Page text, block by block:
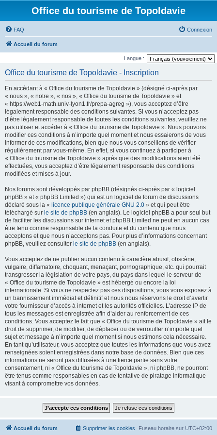
Office du tourisme de Topoldavie
FAQ Connexion
Accueil du forum
Langue :
Office du tourisme de Topoldavie - Inscription
En accédant à « Office du tourisme de Topoldavie » (désigné ci-après par
« nous », « notre », « nos », « Office du tourisme de Topoldavie » et
« https://web1-math.univ-lyon1.fr/prepa-agreg »), vous acceptez d’être
légalement responsable des conditions suivantes. Si vous n’acceptez pas
d’être légalement responsable de toutes les conditions suivantes, veuillez ne
pas utiliser et accéder à « Office du tourisme de Topoldavie ». Nous pouvons
modifier ces conditions à n’importe quel moment et nous essaierons de vous
informer de ces modifications, bien que nous vous conseillons de vérifier
régulièrement par vous-même. En effet, si vous continuez à participer à
« Office du tourisme de Topoldavie » après que des modifications aient été
effectuées, vous acceptez d’être légalement responsable des conditions
modifiées et mises à jour.
Nos forums sont développés par phpBB (désignés ci-après par « logiciel
phpBB » et « phpBB Limited ») qui est un logiciel de forum de discussions
déclaré sous la « licence publique générale GNU 2.0 » et qui peut être
téléchargé sur le site de phpBB (en anglais). Le logiciel phpBB a pour seul but
de faciliter les discussions sur internet et phpBB Limited ne peut en aucun cas
être tenu comme responsable de la conduite et du contenu que nous
acceptons et que nous n’acceptons pas. Pour plus d’informations concernant
phpBB, veuillez consulter le site de phpBB (en anglais).
Vous acceptez de ne publier aucun contenu à caractère abusif, obscène,
vulgaire, diffamatoire, choquant, menaçant, pornographique, etc. qui pourrait
transgresser la législation de votre pays, du pays dans lequel le serveur de
« Office du tourisme de Topoldavie » est hébergé ou encore la loi
internationale. Si vous ne respectez pas ces dispositions, vous vous exposez à
un bannissement immédiat et définitif et nous nous réservons le droit d’avertir
votre fournisseur d’accès à internet et les autorités officielles. L’adresse IP de
tous les messages est enregistrée afin d’aider au renforcement de ces
conditions. Vous acceptez le fait que « Office du tourisme de Topoldavie » ait le
droit de supprimer, de modifier, de déplacer ou de verrouiller n’importe quel
sujet et message à n’importe quel moment si nous estimons cela nécessaire.
En tant qu’utilisateur, vous acceptez que toutes les informations que vous avez
renseignées soient enregistrées dans notre base de données. Bien que ces
informations ne seront pas diffusées à une tierce partie sans votre
consentement, ni « Office du tourisme de Topoldavie », ni phpBB, ne pourront
être tenus comme responsables en cas de tentative de piratage informatique
visant à compromettre vos données.
Accueil du forum Fuseau horaire sur UTC+02:00
Supprimer les cookies